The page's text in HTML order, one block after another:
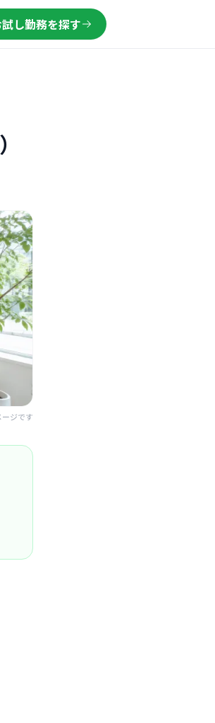
し勤務を探す
ジです